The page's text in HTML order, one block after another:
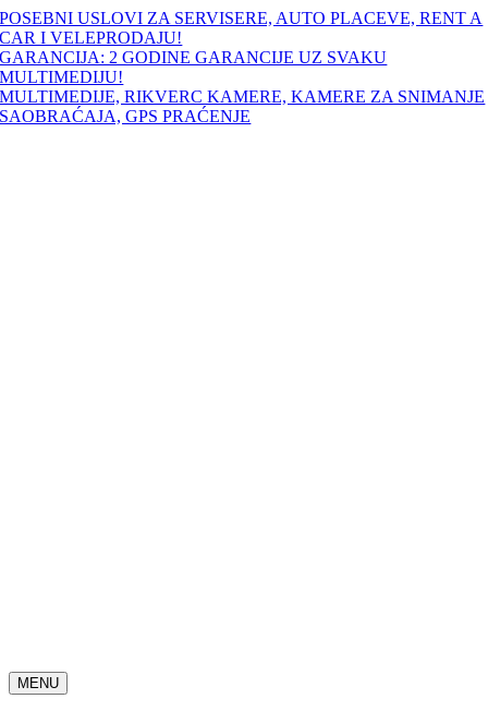
Skip
to
content
POSEBNI USLOVI ZA SERVISERE, AUTO PLACEVE, RENT A
CAR I VELEPRODAJU!
GARANCIJA: 2 GODINE GARANCIJE UZ SVAKU
MULTIMEDIJU!
MULTIMEDIJE, RIKVERC KAMERE, KAMERE ZA SNIMANJE
SAOBRAĆAJA, GPS PRAĆENJE
MENU